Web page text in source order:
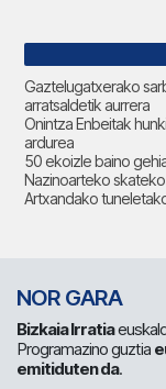
Gaztelugatxerako
arratsaldetik aurrera
Onintza Enbeitak
ardurea
50 ekoizle baino
Nazinoarteko
Artxandako
NOR GARA
Bizkaia Irratia
Programazino guztia
emitiduten da.